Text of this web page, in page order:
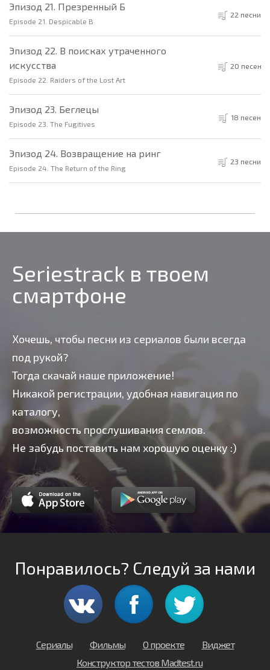
Эпизод 21. Презренный Б
Episode 21. Despicable B
22 песни
Эпизод 22. В поисках утраченного
искусства
Episode 22. Raiders of the Lost Art
20 песен
Эпизод 23. Беглецы
Episode 23. The Fugitives
18 песен
Эпизод 24. Возвращение на ринг
Episode 24. The Return of the Ring
23 песни
Seriestrack в твоем
смартфоне
Хочешь, чтобы песни из сериалов были всегда
под рукой?
Тогда скачай наше приложение!
Никакой регистрации, удобная навигация по
каталогу,
возможность прослушивания семлов.
Не забудь поставить нам хорошую оценку :)
Понравилось? Следуй за нами
Сериалы Фильмы О проекте
Виджет
Конструктор тестов Madtest.ru